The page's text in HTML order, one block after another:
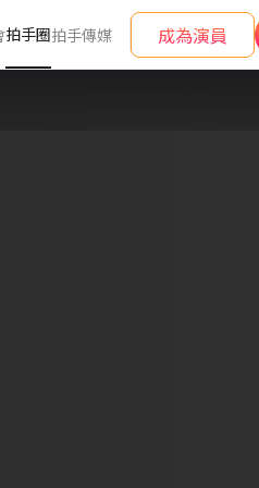
拍手圈拍手傳媒 成為演員